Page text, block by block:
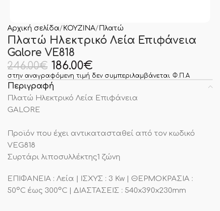
Αρχική σελίδα ΚΟΥΖΙΝΑ Πλατώ
Πλατώ Ηλεκτρικό Λεία Επιφάνεια
Galore VE818
246.00€ 186.00€
στην αναγραφόμενη τιμή δεν συμπεριλαμβάνεται Φ.Π.Α
Περιγραφή
Πλατώ Ηλεκτρικό Λεία Επιφάνεια
GALORE
Προϊόν που έχει αντικατασταθεί από τον κωδικό
VEG818
Συρτάρι λιποσυλλέκτης1 ζώνη
ΕΠΙΦΑΝΕΙΑ : Λεία | ΙΣΧΥΣ : 3 Kw | ΘΕΡΜΟΚΡΑΣΙΑ :
50°C έως 300°C | ΔΙΑΣΤΑΣΕΙΣ : 540x390x230mm